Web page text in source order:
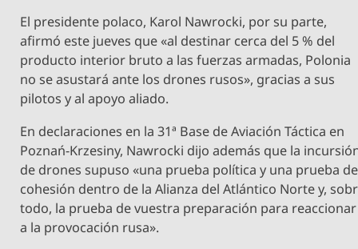
El presidente polaco, Karol Nawrocki, por su parte,
afirmó este jueves que «al destinar cerca del 5 % del
producto interior bruto a las fuerzas armadas, Polonia
no se asustará ante los drones rusos», gracias a sus
pilotos y al apoyo aliado.
En declaraciones en la 31ª Base de Aviación Táctica en
Poznań-Krzesiny, Nawrocki dijo además que la
de drones supuso «una prueba política y una prueba de
cohesión dentro de la Alianza del Atlántico Norte y,
todo, la prueba de vuestra preparación para reaccionar
a la provocación rusa».